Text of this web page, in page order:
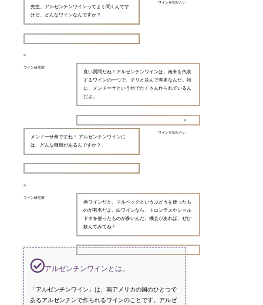
ワインを知りたい
先生、アルゼンチンワインってよく聞くんです
けど、どんなワインなんですか？
ワイン研究家
良い質問だね！アルゼンチンワインは、南米を代表
するワインの一つで、チリと並んで有名なんだ。特
に、メンドーサという州でたくさん作られているん
だよ。
ワインを知りたい
メンドーサ州ですね！ アルゼンチンワインに
は、どんな種類があるんですか？
ワイン研究家
赤ワインだと、マルベックというぶどうを使ったも
のが有名だよ。白ワインなら、トロンテスやシャル
ドネを使ったものが多いんだ。機会があれば、ぜひ
飲んでみてね！
アルゼンチンワインとは。
「アルゼンチンワイン」は、南アメリカの国のひとつで
あるアルゼンチンで作られるワインのことです。アルゼ